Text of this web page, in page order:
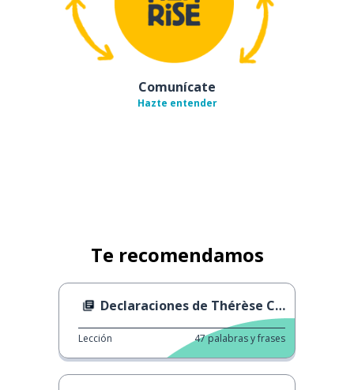
Comunícate
Hazte entender
Te recomendamos
Declaraciones de Thérèse Coffey
Lección 47palabras y frases